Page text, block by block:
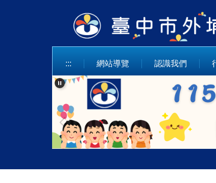
::: 網站導覽 認識我們